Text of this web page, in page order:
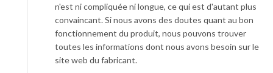
n'est ni compliquée ni longue, ce qui est d'autant plus
convaincant. Si nous avons des doutes quant au bon
fonctionnement du produit, nous pouvons trouver
toutes les informations dont nous avons besoin sur le
site web du fabricant.